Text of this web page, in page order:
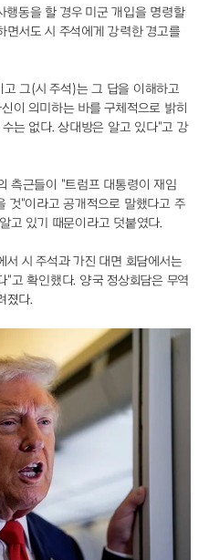
동을 할 경우 미군 개입을 명령할
면서도 시 주석에게 강력한 경고를
그(시 주석)는 그 답을 이해하고
이 의미하는 바를 구체적으로 밝히
는 없다. 상대방은 알고 있다"고 강
측근들이 "트럼프 대통령이 재임
것"이라고 공개적으로 말했다고 주
고 있기 때문이라고 덧붙였다.
서 시 주석과 가진 대면 회담에서는
"고 확인했다. 양국 정상회담은 무역
졌다.